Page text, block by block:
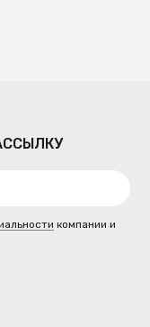
компании и